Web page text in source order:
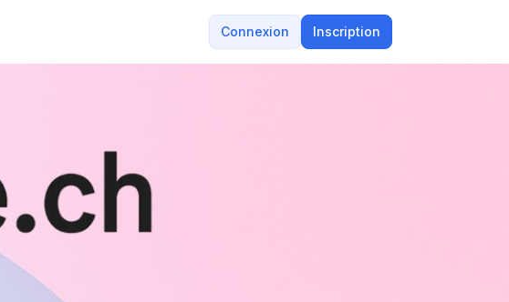
Connexion Inscription